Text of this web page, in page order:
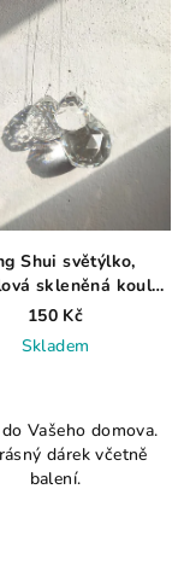
Shui světýlko,
skleněná koule
fazety, 3cm
150 Kč
Skladem
Vašeho domova.
dárek včetně
balení.